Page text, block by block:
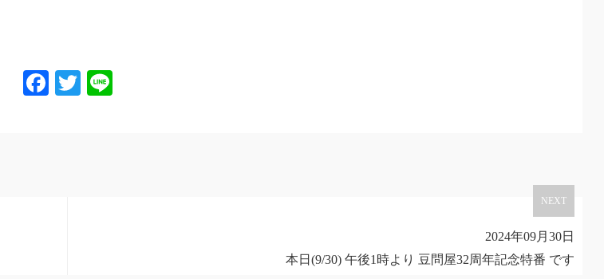
Facebook
Twitter
NEXT
2024年09月30日
本日(9/30) 午後1時より 豆問屋32周年記念特番 です